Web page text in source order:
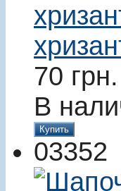
70 грн.
В
Купить
03352